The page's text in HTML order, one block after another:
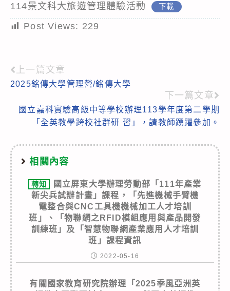
114景文科大旅遊管理體驗活動 下載
Post Views: 229
Read
more
articles
上一篇文章
2025銘傳大學管理營/銘傳大學
下一篇文章
國立嘉科實驗高級中等學校辦理113學年度第二學期
「全英教學跨校社群研 習」，請教師踴躍參加。
相關內容
轉知
國立屏東大學辦理勞動部「111年產業
新尖兵試辦計畫」課程，「先進機械手臂機
電整合與CNC工具機機械加工人才培訓
班」、「物聯網之RFID模組應用與產品開發
訓練班」及「智慧物聯網產業應用人才培訓
班」課程資訊
2022-05-16
有關國家教育研究院辦理「2025季風亞洲英